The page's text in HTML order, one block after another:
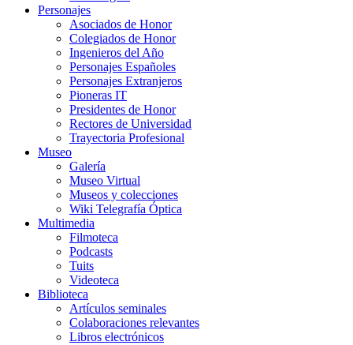
Personajes
Asociados de Honor
Colegiados de Honor
Ingenieros del Año
Personajes Españoles
Personajes Extranjeros
Pioneras IT
Presidentes de Honor
Rectores de Universidad
Trayectoria Profesional
Museo
Galería
Museo Virtual
Museos y colecciones
Wiki Telegrafía Óptica
Multimedia
Filmoteca
Podcasts
Tuits
Videoteca
Biblioteca
Artículos seminales
Colaboraciones relevantes
Libros electrónicos